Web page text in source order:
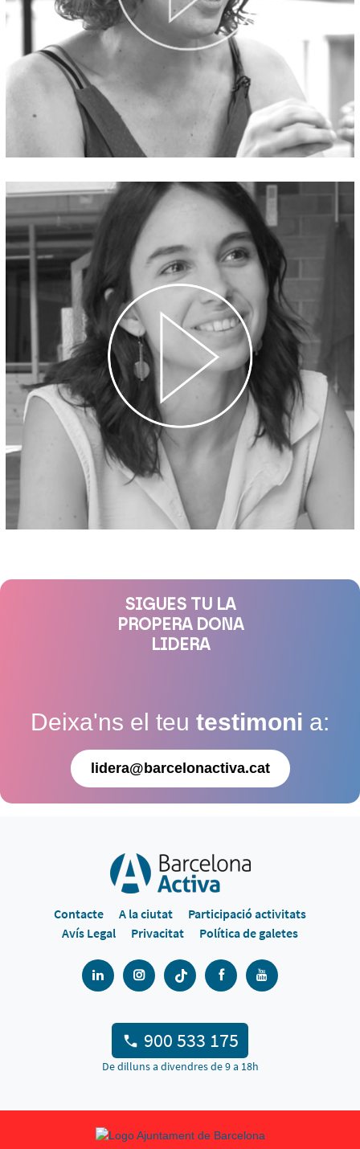
SIGUES TU LA
PROPERA DONA
LIDERA
Deixa'ns el teu testimoni a:
lidera@barcelonactiva.cat
Contacte A la ciutat
Participació activitats
Avís Legal
Privacitat Política de galetes
900 533 175
De dilluns a divendres de 9 a 18h